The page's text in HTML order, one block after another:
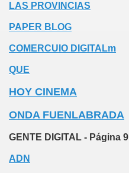
LAS PROVINCIAS
PAPER BLOG
COMERCUIO DIGITALm
QUE
HOY CINEMA
ONDA FUENLABRADA
GENTE DIGITAL - Página 9
ADN